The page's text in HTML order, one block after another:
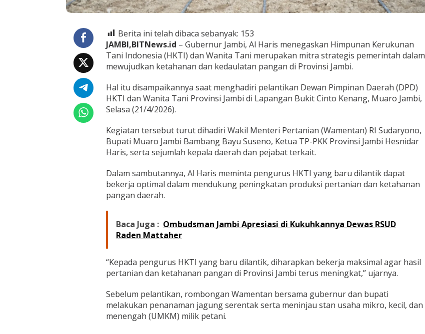
a
S
r
a
t
e
g
s
W
u
j
d
k
a
n
e
d
u
t
a
a
n
n
P
r
Berita ini telah dibaca sebanyak: 153
JAMBI,BITNews.id – Gubernur Jambi, Al Haris menegaskan Himpunan Kerukunan
Tani Indonesia (HKTI) dan Wanita Tani merupakan mitra strategis pemerintah dalam
mewujudkan ketahanan dan kedaulatan pangan di Provinsi Jambi.
Hal itu disampaikannya saat menghadiri pelantikan Dewan Pimpinan Daerah (DPD)
HKTI dan Wanita Tani Provinsi Jambi di Lapangan Bukit Cinto Kenang, Muaro Jambi,
Selasa (21/4/2026).
Kegiatan tersebut turut dihadiri Wakil Menteri Pertanian (Wamentan) RI Sudaryono,
Bupati Muaro Jambi Bambang Bayu Suseno, Ketua TP-PKK Provinsi Jambi Hesnidar
Haris, serta sejumlah kepala daerah dan pejabat terkait.
Dalam sambutannya, Al Haris meminta pengurus HKTI yang baru dilantik dapat
bekerja optimal dalam mendukung peningkatan produksi pertanian dan ketahanan
pangan daerah.
Baca Juga : Ombudsman Jambi Apresiasi di Kukuhkannya Dewas RSUD
Raden Mattaher
“Kepada pengurus HKTI yang baru dilantik, diharapkan bekerja maksimal agar hasil
pertanian dan ketahanan pangan di Provinsi Jambi terus meningkat,” ujarnya.
Sebelum pelantikan, rombongan Wamentan bersama gubernur dan bupati
melakukan penanaman jagung serentak serta meninjau stan usaha mikro, kecil, dan
menengah (UMKM) milik petani.